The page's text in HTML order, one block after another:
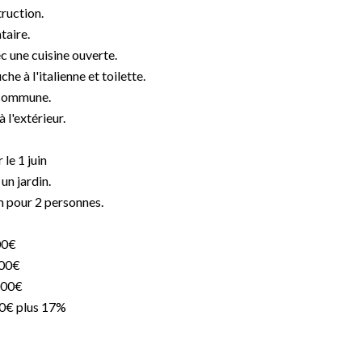
une cuisine ouverte.
à l'italienne et toilette.
l'extérieur.
le 1 juin
jardin.
2 personnes.
plus 17%